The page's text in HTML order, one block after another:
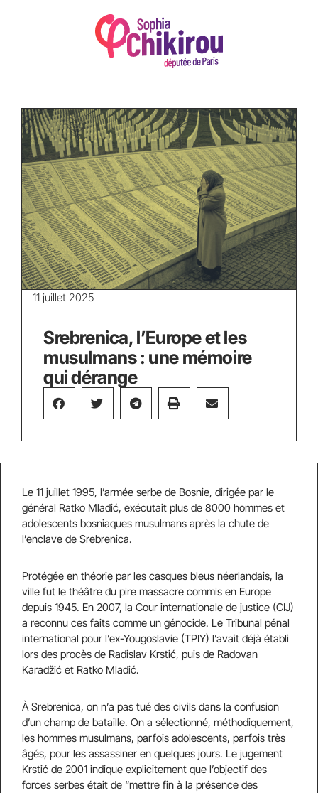
11 juillet 2025
Srebrenica, l’Europe et les
musulmans : une mémoire
qui dérange
Le 11 juillet 1995, l’armée serbe de Bosnie, dirigée par le
général Ratko Mladić, exécutait plus de 8000 hommes et
adolescents bosniaques musulmans après la chute de
l’enclave de Srebrenica.
Protégée en théorie par les casques bleus néerlandais, la
ville fut le théâtre du pire massacre commis en Europe
depuis 1945. En 2007, la Cour internationale de justice (CIJ)
a reconnu ces faits comme un génocide. Le Tribunal pénal
international pour l’ex-Yougoslavie (TPIY) l’avait déjà établi
lors des procès de Radislav Krstić, puis de Radovan
Karadžić et Ratko Mladić.
À Srebrenica, on n’a pas tué des civils dans la confusion
d’un champ de bataille. On a sélectionné, méthodiquement,
les hommes musulmans, parfois adolescents, parfois très
âgés, pour les assassiner en quelques jours. Le jugement
Krstić de 2001 indique explicitement que l’objectif des
forces serbes était de “mettre fin à la présence des